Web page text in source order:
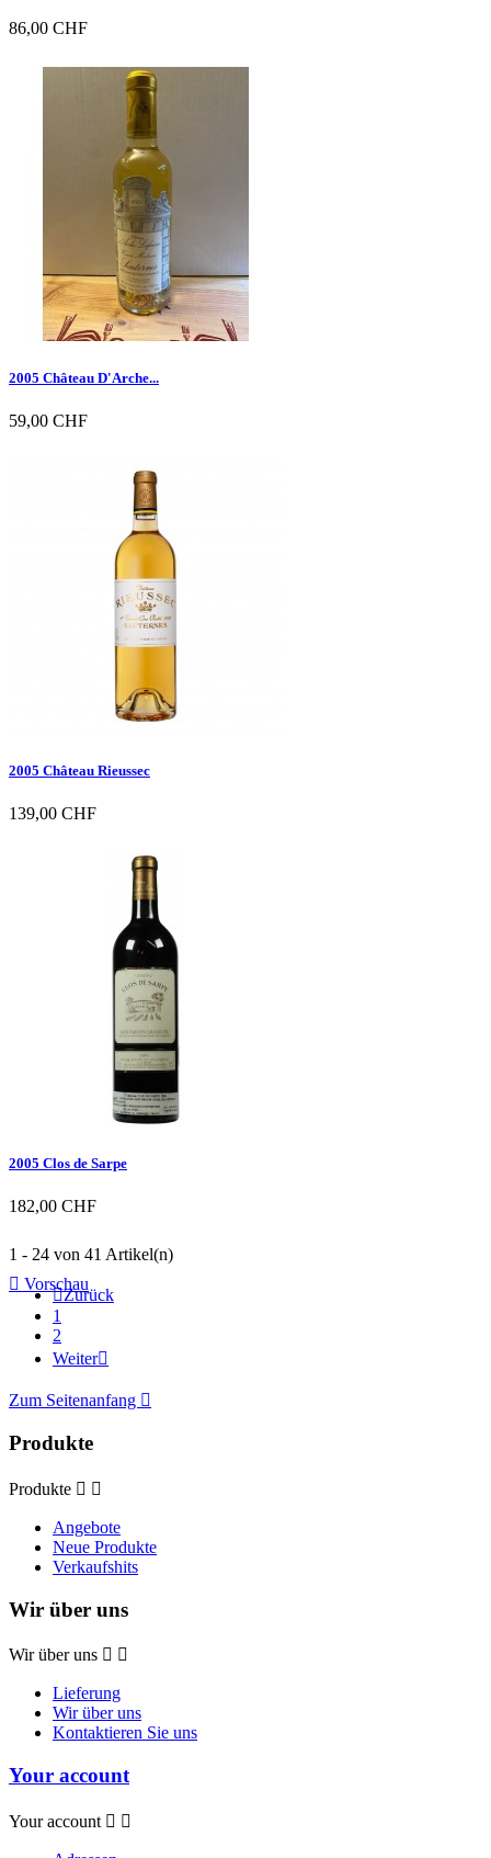
86,00 CHF
2005 Château D'Arche...
59,00 CHF
2005 Château Rieussec
139,00 CHF
2005 Clos de Sarpe
182,00 CHF
 Vorschau
1 - 24 von 41 Artikel(n)
Zurück
1
2
Weiter
Zum Seitenanfang 
Produkte
Produkte  
Angebote
Neue Produkte
Verkaufshits
Wir über uns
Wir über uns  
Lieferung
Wir über uns
Kontaktieren Sie uns
Your account
Your account  